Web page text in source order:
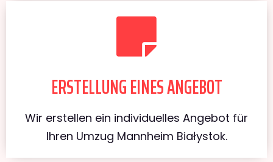
ERSTELLUNG EINES ANGEBOT
Wir erstellen ein individuelles Angebot für
Ihren Umzug Mannheim Białystok.